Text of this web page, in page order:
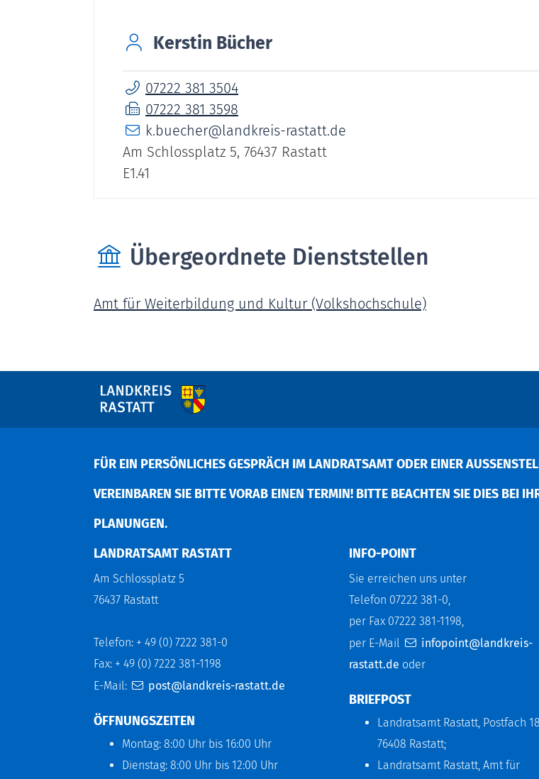
Kerstin Bücher
07222 381 3504
07222 381 3598
k.buecher@landkreis-rastatt.de
Am Schlossplatz 5, 76437 Rastatt
E1.41
Übergeordnete Dienststellen
Amt für Weiterbildung und Kultur (Volkshochschule)
FÜR EIN PERSÖNLICHES GESPRÄCH IM LANDRATSAMT ODER EINER
EREINBAREN SIE BITTE VORAB EINEN TERMIN! BITTE BEACHTEN SIE DIES BEI
LANUNGEN.
LANDRATSAMT RASTATT
Am Schlossplatz 5
76437 Rastatt
Telefon: + 49 (0) 7222 381-0
Fax: + 49 (0) 7222 381-1198
E-Mail:
post@landkreis-rastatt.de
ÖFFNUNGSZEITEN
Montag: 8:00 Uhr bis 16:00 Uhr
Dienstag: 8:00 Uhr bis 12:00 Uhr
INFO-POINT
Sie erreichen uns unter
Telefon 07222 381-0,
per Fax 07222 381-1198,
per E-Mail
infopoint@landkreis-
rastatt.de oder
BRIEFPOST
Landratsamt Rastatt, Postfach
76408 Rastatt;
Landratsamt Rastatt, Amt für